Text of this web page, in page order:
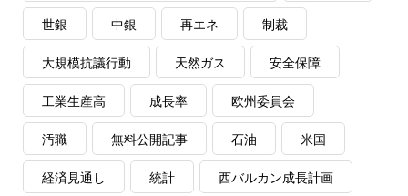
世銀 中銀 再エネ 制裁
大規模抗議行動 天然ガス 安全保障
工業生産高 成長率 欧州委員会
汚職 無料公開記事 石油 米国
経済見通し 統計 西バルカン成長計画